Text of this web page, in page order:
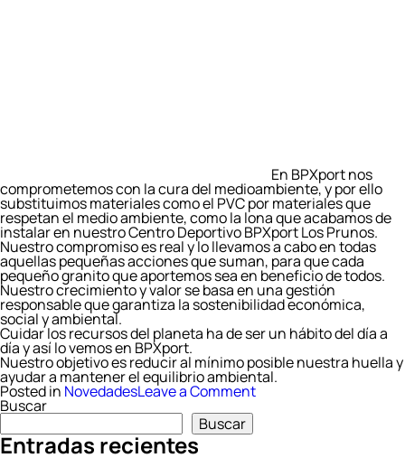
En BPXport nos
comprometemos con la cura del medioambiente, y por ello
substituimos materiales como el PVC por materiales que
respetan el medio ambiente, como la lona que acabamos de
instalar en nuestro Centro Deportivo BPXport Los Prunos.
Nuestro compromiso es real y lo llevamos a cabo en todas
aquellas pequeñas acciones que suman, para que cada
pequeño granito que aportemos sea en beneficio de todos.
Nuestro crecimiento y valor se basa en una gestión
responsable que garantiza la sostenibilidad económica,
social y ambiental.
Cuidar los recursos del planeta ha de ser un hábito del día a
día y así lo vemos en BPXport.
Nuestro objetivo es reducir al mínimo posible nuestra huella y
ayudar a mantener el equilibrio ambiental.
Posted in NovedadesLeave a Commenton
Buscar
Buscar
Entradas recientes